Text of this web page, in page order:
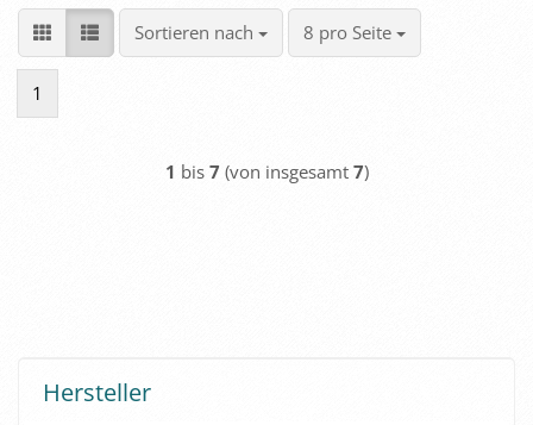
Sortieren nach
Sortieren nach 8 pro Seite
pro Seite
1
1 bis 7 (von insgesamt 7)
Hersteller